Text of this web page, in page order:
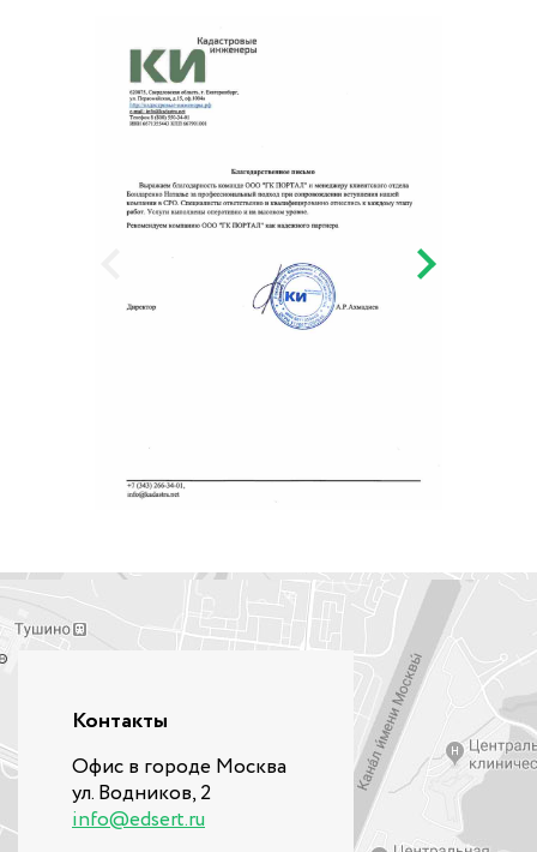
Контакты
Офис в городе Москва
ул. Водников, 2
info@edsert.ru